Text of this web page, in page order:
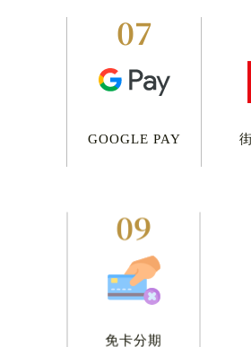
07
GOOGLE PAY
09
免卡分期